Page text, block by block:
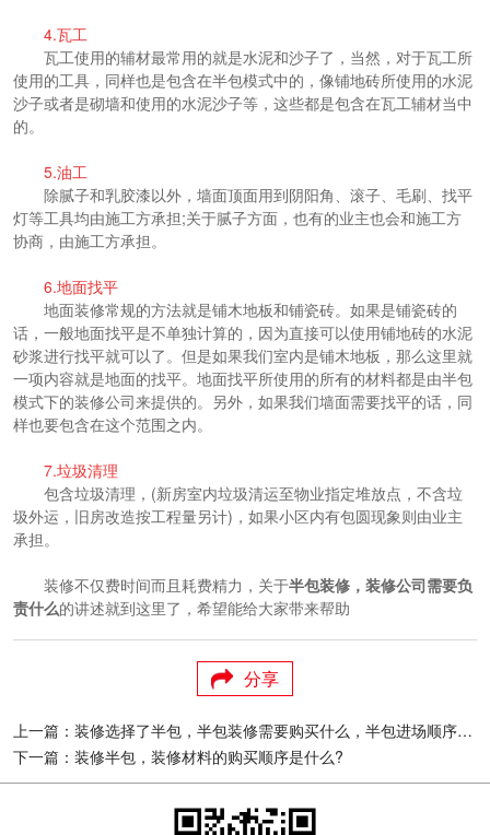
4.瓦工
瓦工使用的辅材最常用的就是水泥和沙子了，当然，对于瓦工所
使用的工具，同样也是包含在半包模式中的，像铺地砖所使用的水泥
沙子或者是砌墙和使用的水泥沙子等，这些都是包含在瓦工辅材当中
的。
5.油工
除腻子和乳胶漆以外，墙面顶面用到阴阳角、滚子、毛刷、找平
灯等工具均由施工方承担;关于腻子方面，也有的业主也会和施工方
协商，由施工方承担。
6.地面找平
地面装修常规的方法就是铺木地板和铺瓷砖。如果是铺瓷砖的
话，一般地面找平是不单独计算的，因为直接可以使用铺地砖的水泥
砂浆进行找平就可以了。但是如果我们室内是铺木地板，那么这里就
一项内容就是地面的找平。地面找平所使用的所有的材料都是由半包
模式下的装修公司来提供的。另外，如果我们墙面需要找平的话，同
样也要包含在这个范围之内。
7.垃圾清理
包含垃圾清理，(新房室内垃圾清运至物业指定堆放点，不含垃
圾外运，旧房改造按工程量另计)，如果小区内有包圆现象则由业主
承担。
装修不仅费时间而且耗费精力，关于半包装修 ，装修公司需要负
责什么的讲述就到这里了，希望能给大家带来帮助
分享
上一篇：装修选择了半包，半包装修需要购买什么，半包进场顺序是什么呢?
下一篇：装修半包，装修材料的购买顺序是什么?